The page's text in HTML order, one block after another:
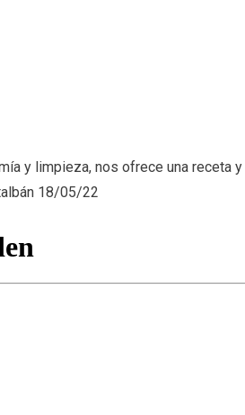
y limpieza, nos ofrece una receta y
18/05/22